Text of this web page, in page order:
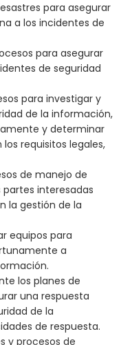
para asegurar
a los incidentes de
para asegurar
de seguridad
para investigar y
de la información,
y determinar
requisitos legales,
de manejo de
interesadas
la gestión de la
equipos para
a
los planes de
una respuesta
de la
de respuesta.
y procesos de